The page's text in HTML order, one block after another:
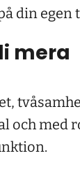
din egen
mera
och med